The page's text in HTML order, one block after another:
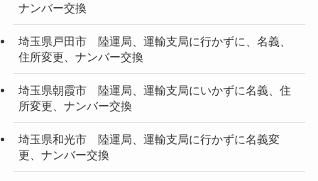
ナンバー交換
埼玉県戸田市 陸運局、運輸支局に行かずに、名義、
住所変更、ナンバー交換
埼玉県朝霞市 陸運局、運輸支局にいかずに名義、住
所変更、ナンバー交換
埼玉県和光市 陸運局、運輸支局に行かずに名義変
更、ナンバー交換